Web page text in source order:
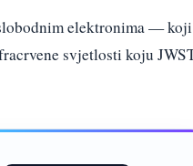
elektronima — koji
svjetlosti koju